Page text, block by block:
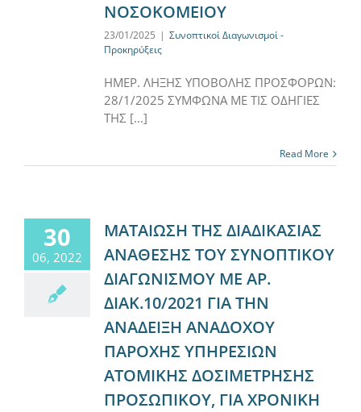
ΝΟΣΟΚΟΜΕΙΟΥ
23/01/2025 | Συνοπτικοί Διαγωνισμοί -
Προκηρύξεις
ΗΜΕΡ. ΛΗΞΗΣ ΥΠΟΒΟΛΗΣ ΠΡΟΣΦΟΡΩΝ:
28/1/2025 ΣΥΜΦΩΝΑ ΜΕ ΤΙΣ ΟΔΗΓΙΕΣ
ΤΗΣ [...]
Read More
30
06, 2022
ΜΑΤΑΙΩΣΗ ΤΗΣ ΔΙΑΔΙΚΑΣΙΑΣ
ΑΝΑΘΕΣΗΣ ΤΟΥ ΣΥΝΟΠΤΙΚΟΥ
ΔΙΑΓΩΝΙΣΜΟΥ ΜΕ ΑΡ.
ΔΙΑΚ.10/2021 ΓΙΑ ΤΗΝ
ΑΝΑΔΕΙΞΗ ΑΝΑΔΟΧΟΥ
ΠΑΡΟΧΗΣ ΥΠΗΡΕΣΙΩΝ
ΑΤΟΜΙΚΗΣ ΔΟΣΙΜΕΤΡΗΣΗΣ
ΠΡΟΣΩΠΙΚΟΥ, ΓΙΑ ΧΡΟΝΙΚΗ